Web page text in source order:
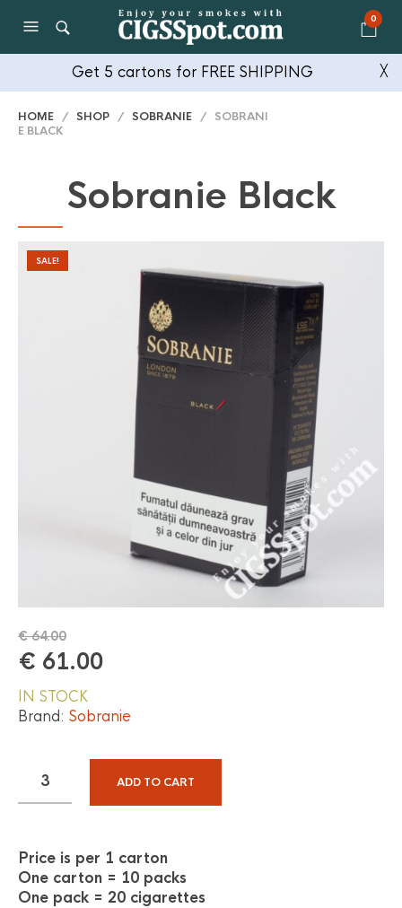
0
Get 5 cartons for FREE SHIPPING ╳
HOME / SHOP / SOBRANIE / SOBRANI
E BLACK
Sobranie Black
SALE!
€64.00
€ 61.00
IN STOCK
Brand: Sobranie
ADD TO CART
Price is per 1 carton
One carton = 10 packs
One pack = 20 cigarettes